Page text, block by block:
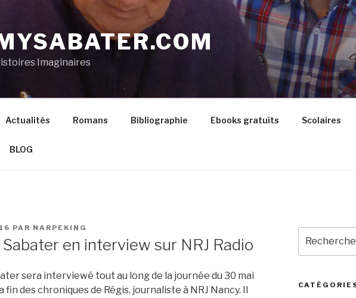
Imaginaires
Actualités Romans Bibliographie Ebooks gratuits Scolaires
BLOG
PAR NARPEKING
en interview sur NRJ Radio
sera interviewé tout au long de la journée du 30 mai
fin des chroniques de Régis, journaliste à NRJ Nancy. Il
pour
: